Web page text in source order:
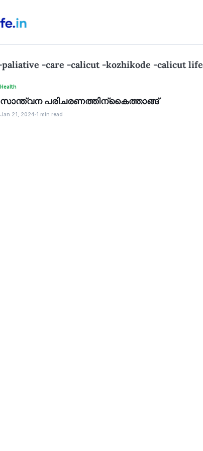
paliative -care -calicut -kozhikode -calicut life
Health
സാന്ത്വന പരിചരണത്തിന്കൈത്താങ്ങ്
Jan 21, 2024 1 min read